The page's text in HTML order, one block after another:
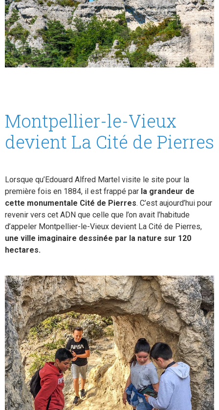
Montpellier-le-Vieux
devient La Cité de Pierres
Lorsque qu’Edouard Alfred Martel visite le site pour la
première fois en 1884, il est frappé par la grandeur de
cette monumentale Cité de Pierres. C’est aujourd’hui pour
revenir vers cet ADN que celle que l’on avait l’habitude
d’appeler Montpellier-le-Vieux devient La Cité de Pierres,
une ville imaginaire dessinée par la nature sur 120
hectares.